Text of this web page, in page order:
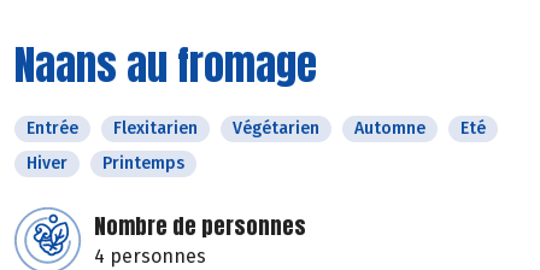
Naans au fromage
Entrée Flexitarien Végétarien Automne
Eté
Hiver
Printemps
Nombre de personnes
4 personnes